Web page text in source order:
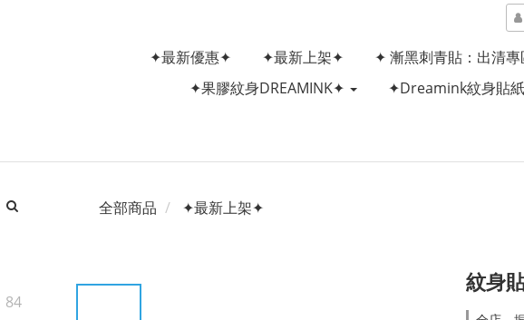
✦最新優惠✦ ✦最新上架✦
✦ 漸黑刺青貼：出清
✦果膠紋身DREAMINK✦
✦Dreamink紋身貼紙
84
全部商品 ✦最新上架✦
紋身